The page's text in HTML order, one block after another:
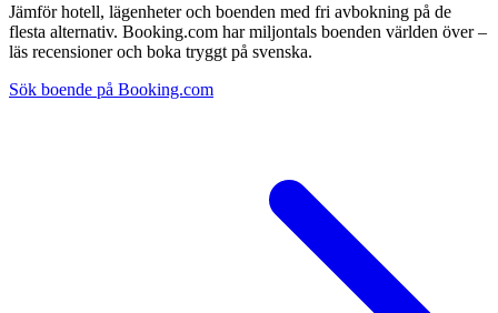
Jämför hotell, lägenheter och boenden med fri avbokning på de
flesta alternativ. Booking.com har miljontals boenden världen över –
läs recensioner och boka tryggt på svenska.
Sök boende på Booking.com